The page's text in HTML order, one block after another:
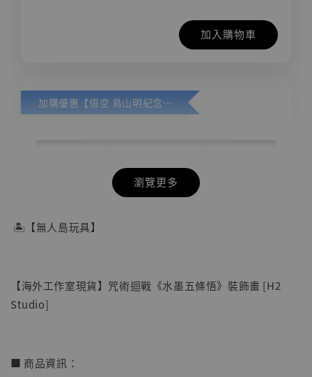
加入購物車
加購優惠【悟空 鳥山明紀念款 [奇蹟工作室]】
瀏覽更多
🏝【無人島玩具】
【海外工作室現貨】咒術迴戰《水墨五條悟》裝飾畫 [H2
Studio]
■ 商品資訊：